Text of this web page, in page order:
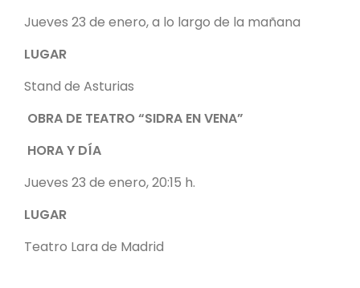
Jueves 23 de enero, a lo largo de la mañana
LUGAR
Stand de Asturias
OBRA DE TEATRO “SIDRA EN VENA”
HORA Y DÍA
Jueves 23 de enero, 20:15 h.
LUGAR
Teatro Lara de Madrid